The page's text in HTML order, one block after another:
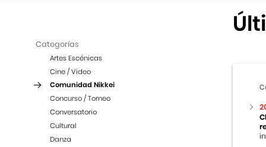
Categorías
Artes Escénicas
Cine / Video
Comunidad Nikkei
Concurso / Torneo
Conversatorio
Cultural
Danza